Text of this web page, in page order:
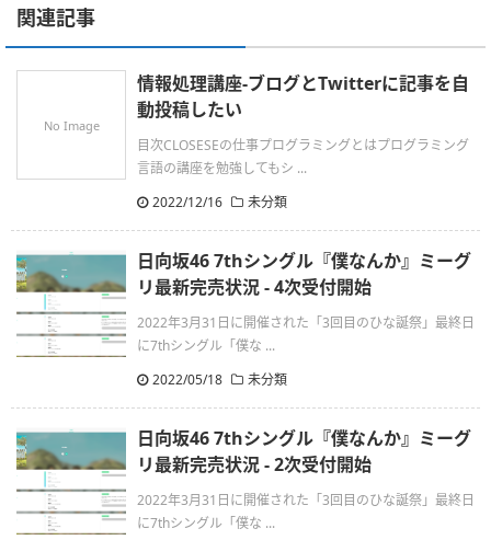
関連記事
No Image
情報処理講座-ブログとTwitterに記事を自
動投稿したい
目次CLOSESEの仕事プログラミングとはプログラミング
言語の講座を勉強してもシ ...
2022/12/16
未分類
日向坂46 7thシングル『僕なんか』ミーグ
リ最新完売状況 - 4次受付開始
2022年3月31日に開催された「3回目のひな誕祭」最終日
に7thシングル「僕な ...
2022/05/18
未分類
日向坂46 7thシングル『僕なんか』ミーグ
リ最新完売状況 - 2次受付開始
2022年3月31日に開催された「3回目のひな誕祭」最終日
に7thシングル「僕な ...